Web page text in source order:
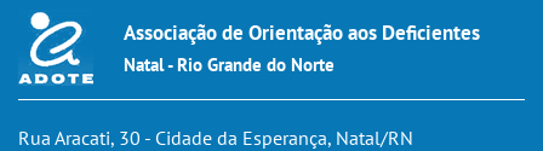
Associação de Orientação aos Deficientes
Natal - Rio Grande do Norte
Rua Aracati, 30 - Cidade da Esperança, Natal/RN